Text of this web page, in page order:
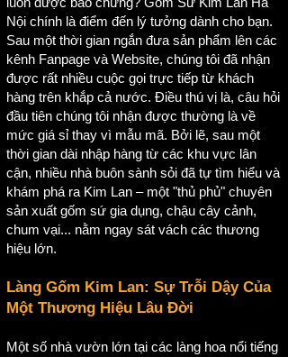
Nội chính là điểm đến lý tưởng dành cho bạn.
Sau một thời gian ngắn đưa sản phẩm lên các
kênh Fanpage và Website, chúng tôi đã nhận
được rất nhiều cuộc gọi trực tiếp từ khách
hàng trên khắp cả nước. Điều thú vị là, câu hỏi
đầu tiên chúng tôi nhận được thường là về
mức giá sỉ thay vì mẫu mã. Bởi lẽ, sau một
thời gian dài nhập hàng từ các khu vực lân
cận, nhiều nhà buôn sành sỏi đã tự tìm hiểu và
khám phá ra Kim Lan – một "thủ phủ" chuyên
sản xuất gốm sứ gia dụng, chậu cây cảnh,
chum vại... nằm ngay sát vách các thương
hiệu lớn.
Làng Gốm Kim Lan: Sự Trỗi Dậy Của
Một Thương Hiệu Lâu Đời
Một số nhà vườn lớn tại các làng hoa nổi tiếng